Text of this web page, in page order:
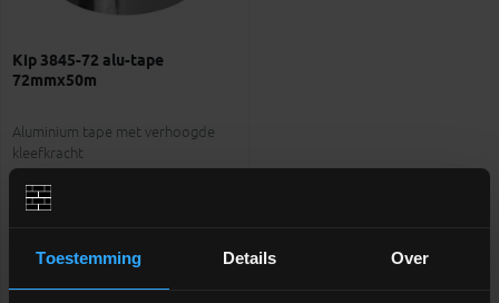
Toestemming Details Over
Kip 3845-72 alu-tape
72mmx50m
Aluminium tape met verhoogde
kleefkracht